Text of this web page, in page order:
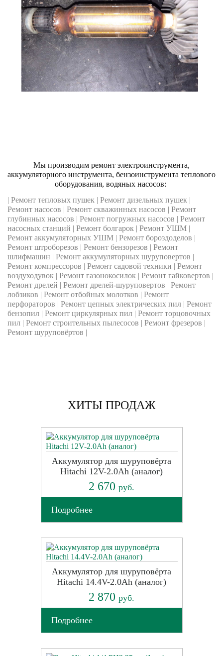
Мы производим ремонт электроинструмента,
аккумуляторного инструмента, бензоинструмента теплового
оборудования, водяных насосов:
| Ремонт тепловых пушек | Ремонт дизельных пушек |
Ремонт насосов | Ремонт скважинных насосов | Ремонт
глубинных насосов | Ремонт погружных насосов | Ремонт
насосных станций | Ремонт болгарок | Ремонт УШМ |
Ремонт аккумуляторных УШМ | Ремонт бороздоделов |
Ремонт штроборезов | Ремонт бензорезов | Ремонт
шлифмашин | Ремонт аккумуляторных шуруповертов |
Ремонт компрессоров | Ремонт садовой техники | Ремонт
воздуходувок | Ремонт газонокосилок | Ремонт гайковертов |
Ремонт дрелей | Ремонт дрелей-шуруповертов | Ремонт
лобзиков | Ремонт отбойных молотков | Ремонт
перфораторов | Ремонт цепных электрических пил | Ремонт
бензопил | Ремонт циркулярных пил | Ремонт торцовочных
пил | Ремонт строительных пылесосов | Ремонт фрезеров |
Ремонт шуруповёртов |
ХИТЫ ПРОДАЖ
Аккумулятор для шуруповёрта
Hitachi 12V-2.0Ah (аналог)
2 670 руб.
Подробнее
Аккумулятор для шуруповёрта
Hitachi 14.4V-2.0Ah (аналог)
2 870 руб.
Подробнее